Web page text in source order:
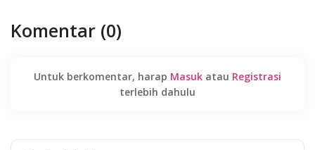
Komentar (0)
Untuk berkomentar, harap Masuk atau Registrasi
terlebih dahulu